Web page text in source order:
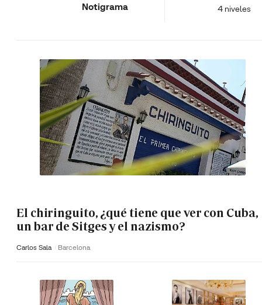
Notigrama 4 niveles
El chiringuito, ¿qué tiene que ver con Cuba,
un bar de Sitges y el nazismo?
Carlos Sala Barcelona